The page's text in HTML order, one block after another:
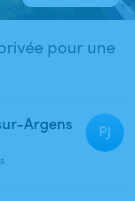
pour une
Argens PJ